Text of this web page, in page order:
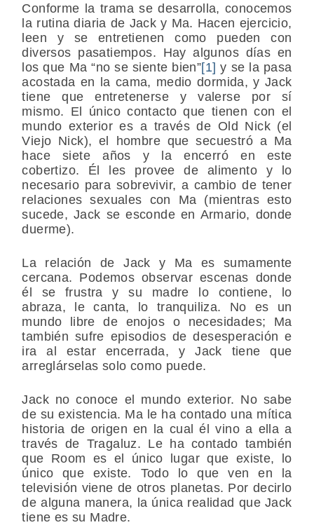
Conforme la trama se desarrolla, conocemos
la rutina diaria de Jack y Ma. Hacen ejercicio,
leen y se entretienen como pueden con
diversos pasatiempos. Hay algunos días en
los que Ma “no se siente bien”[1] y se la pasa
acostada en la cama, medio dormida, y Jack
tiene que entretenerse y valerse por sí
mismo. El único contacto que tienen con el
mundo exterior es a través de Old Nick (el
Viejo Nick), el hombre que secuestró a Ma
hace siete años y la encerró en este
cobertizo. Él les provee de alimento y lo
necesario para sobrevivir, a cambio de tener
relaciones sexuales con Ma (mientras esto
sucede, Jack se esconde en Armario, donde
duerme).
La relación de Jack y Ma es sumamente
cercana. Podemos observar escenas donde
él se frustra y su madre lo contiene, lo
abraza, le canta, lo tranquiliza. No es un
mundo libre de enojos o necesidades; Ma
también sufre episodios de desesperación e
ira al estar encerrada, y Jack tiene que
arreglárselas solo como puede.
Jack no conoce el mundo exterior. No sabe
de su existencia. Ma le ha contado una mítica
historia de origen en la cual él vino a ella a
través de Tragaluz. Le ha contado también
que Room es el único lugar que existe, lo
único que existe. Todo lo que ven en la
televisión viene de otros planetas. Por decirlo
de alguna manera, la única realidad que Jack
tiene es su Madre.